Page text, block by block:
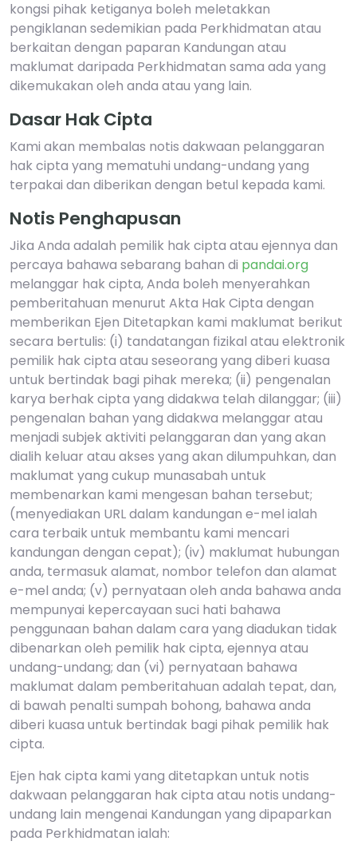
kongsi pihak ketiganya boleh meletakkan
pengiklanan sedemikian pada Perkhidmatan atau
berkaitan dengan paparan Kandungan atau
maklumat daripada Perkhidmatan sama ada yang
dikemukakan oleh anda atau yang lain.
Dasar Hak Cipta
Kami akan membalas notis dakwaan pelanggaran
hak cipta yang mematuhi undang-undang yang
terpakai dan diberikan dengan betul kepada kami.
Notis Penghapusan
Jika Anda adalah pemilik hak cipta atau ejennya dan
percaya bahawa sebarang bahan di pandai.org
melanggar hak cipta, Anda boleh menyerahkan
pemberitahuan menurut Akta Hak Cipta dengan
memberikan Ejen Ditetapkan kami maklumat berikut
secara bertulis: (i) tandatangan fizikal atau elektronik
pemilik hak cipta atau seseorang yang diberi kuasa
untuk bertindak bagi pihak mereka; (ii) pengenalan
karya berhak cipta yang didakwa telah dilanggar; (iii)
pengenalan bahan yang didakwa melanggar atau
menjadi subjek aktiviti pelanggaran dan yang akan
dialih keluar atau akses yang akan dilumpuhkan, dan
maklumat yang cukup munasabah untuk
membenarkan kami mengesan bahan tersebut;
(menyediakan URL dalam kandungan e-mel ialah
cara terbaik untuk membantu kami mencari
kandungan dengan cepat); (iv) maklumat hubungan
anda, termasuk alamat, nombor telefon dan alamat
e-mel anda; (v) pernyataan oleh anda bahawa anda
mempunyai kepercayaan suci hati bahawa
penggunaan bahan dalam cara yang diadukan tidak
dibenarkan oleh pemilik hak cipta, ejennya atau
undang-undang; dan (vi) pernyataan bahawa
maklumat dalam pemberitahuan adalah tepat, dan,
di bawah penalti sumpah bohong, bahawa anda
diberi kuasa untuk bertindak bagi pihak pemilik hak
cipta.
Ejen hak cipta kami yang ditetapkan untuk notis
dakwaan pelanggaran hak cipta atau notis undang-
undang lain mengenai Kandungan yang dipaparkan
pada Perkhidmatan ialah: